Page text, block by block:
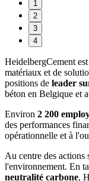
1
2
3
4
HeidelbergCement
matériaux et de
positions de leader
béton en Belgique et
Environ 2 200
des performances
opérationnelle et à
Au centre des actions
l'environnement. En
neutralité carbone,